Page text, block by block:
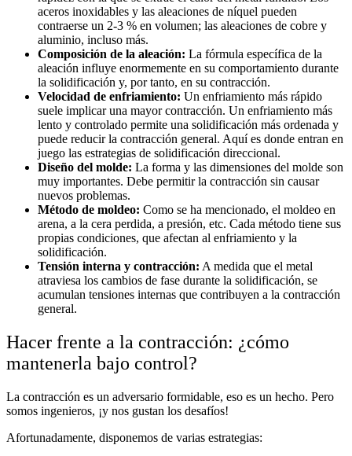
aceros inoxidables y las aleaciones de níquel pueden
contraerse un 2-3 % en volumen; las aleaciones de cobre y
aluminio, incluso más.
Composición de la aleación: La fórmula específica de la
aleación influye enormemente en su comportamiento durante
la solidificación y, por tanto, en su contracción.
Velocidad de enfriamiento: Un enfriamiento más rápido
suele implicar una mayor contracción. Un enfriamiento más
lento y controlado permite una solidificación más ordenada y
puede reducir la contracción general. Aquí es donde entran en
juego las estrategias de solidificación direccional.
Diseño del molde: La forma y las dimensiones del molde son
muy importantes. Debe permitir la contracción sin causar
nuevos problemas.
Método de moldeo: Como se ha mencionado, el moldeo en
arena, a la cera perdida, a presión, etc. Cada método tiene sus
propias condiciones, que afectan al enfriamiento y la
solidificación.
Tensión interna y contracción: A medida que el metal
atraviesa los cambios de fase durante la solidificación, se
acumulan tensiones internas que contribuyen a la contracción
general.
Hacer frente a la contracción: ¿cómo
mantenerla bajo control?
La contracción es un adversario formidable, eso es un hecho. Pero
somos ingenieros, ¡y nos gustan los desafíos!
Afortunadamente, disponemos de varias estrategias: